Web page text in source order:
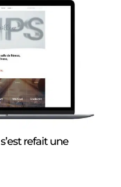
refait une